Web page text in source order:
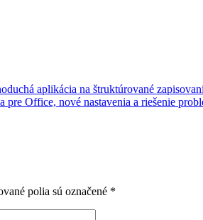
aplikácia na štruktúrované
Office, nové nastavenia a riešenie
polia sú označené *